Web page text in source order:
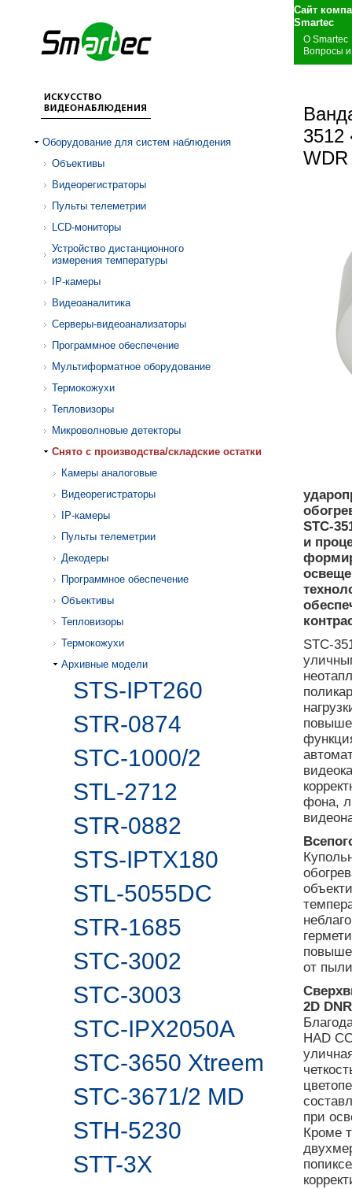
Сайт
О Smartec
Вопросы
Оборудование для систем наблюдения
Объективы
Видеорегистраторы
Пульты телеметрии
LCD-мониторы
Устройство дистанционного
измерения температуры
IP-камеры
Видеоаналитика
Серверы-видеоанализаторы
Программное обеспечение
Мультиформатное оборудование
Термокожухи
Тепловизоры
Микроволновые детекторы
Cнято с производства/складские остатки
Камеры аналоговые
Видеорегистраторы
IP-камеры
Пульты телеметрии
Декодеры
Программное обеспечение
Объективы
Тепловизоры
Термокожухи
Архивные модели
STS-IPT260
STR-0874
STC-1000/2
STL-2712
STR-0882
STS-IPTX180
STL-5055DC
STR-1685
STC-3002
STC-3003
STC-IPX2050A
STC-3650 Xtreem
STC-3671/2 MD
STH-5230
STT-3X
3512
STC-
и
STC-
фона,
от
2D DNR
HAD
при
Кроме